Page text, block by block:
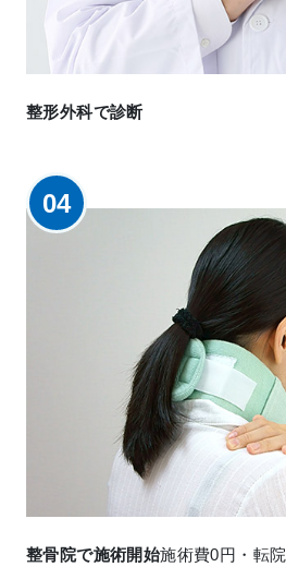
整形外科で診断
04
整骨院で施術開始施術費0円・転